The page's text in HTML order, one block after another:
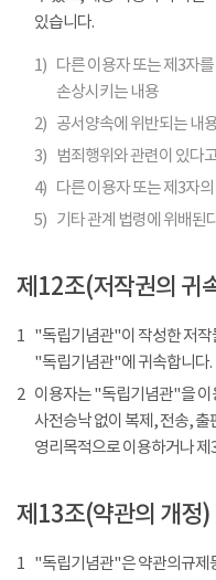
있습니다.
1) 다른 이용자 또는 제3자
손상시키는 내용
2) 공서양속에 위반되는 내
3)
범죄행위와 관련이 있다
4) 다른 이용자 또는 제3자
5) 기타 관계 법령에 위배된
제12조(저작권의 귀
1 "독립기념관"이 작성한 저작
"독립기념관"에 귀속합니다.
2 이용자는 "독립기념관"을
사전승낙 없이 복제, 전송, 출
영리목적으로 이용하거나
제13조(약관의 개정)
1 "독립기념관"은 약관의규제